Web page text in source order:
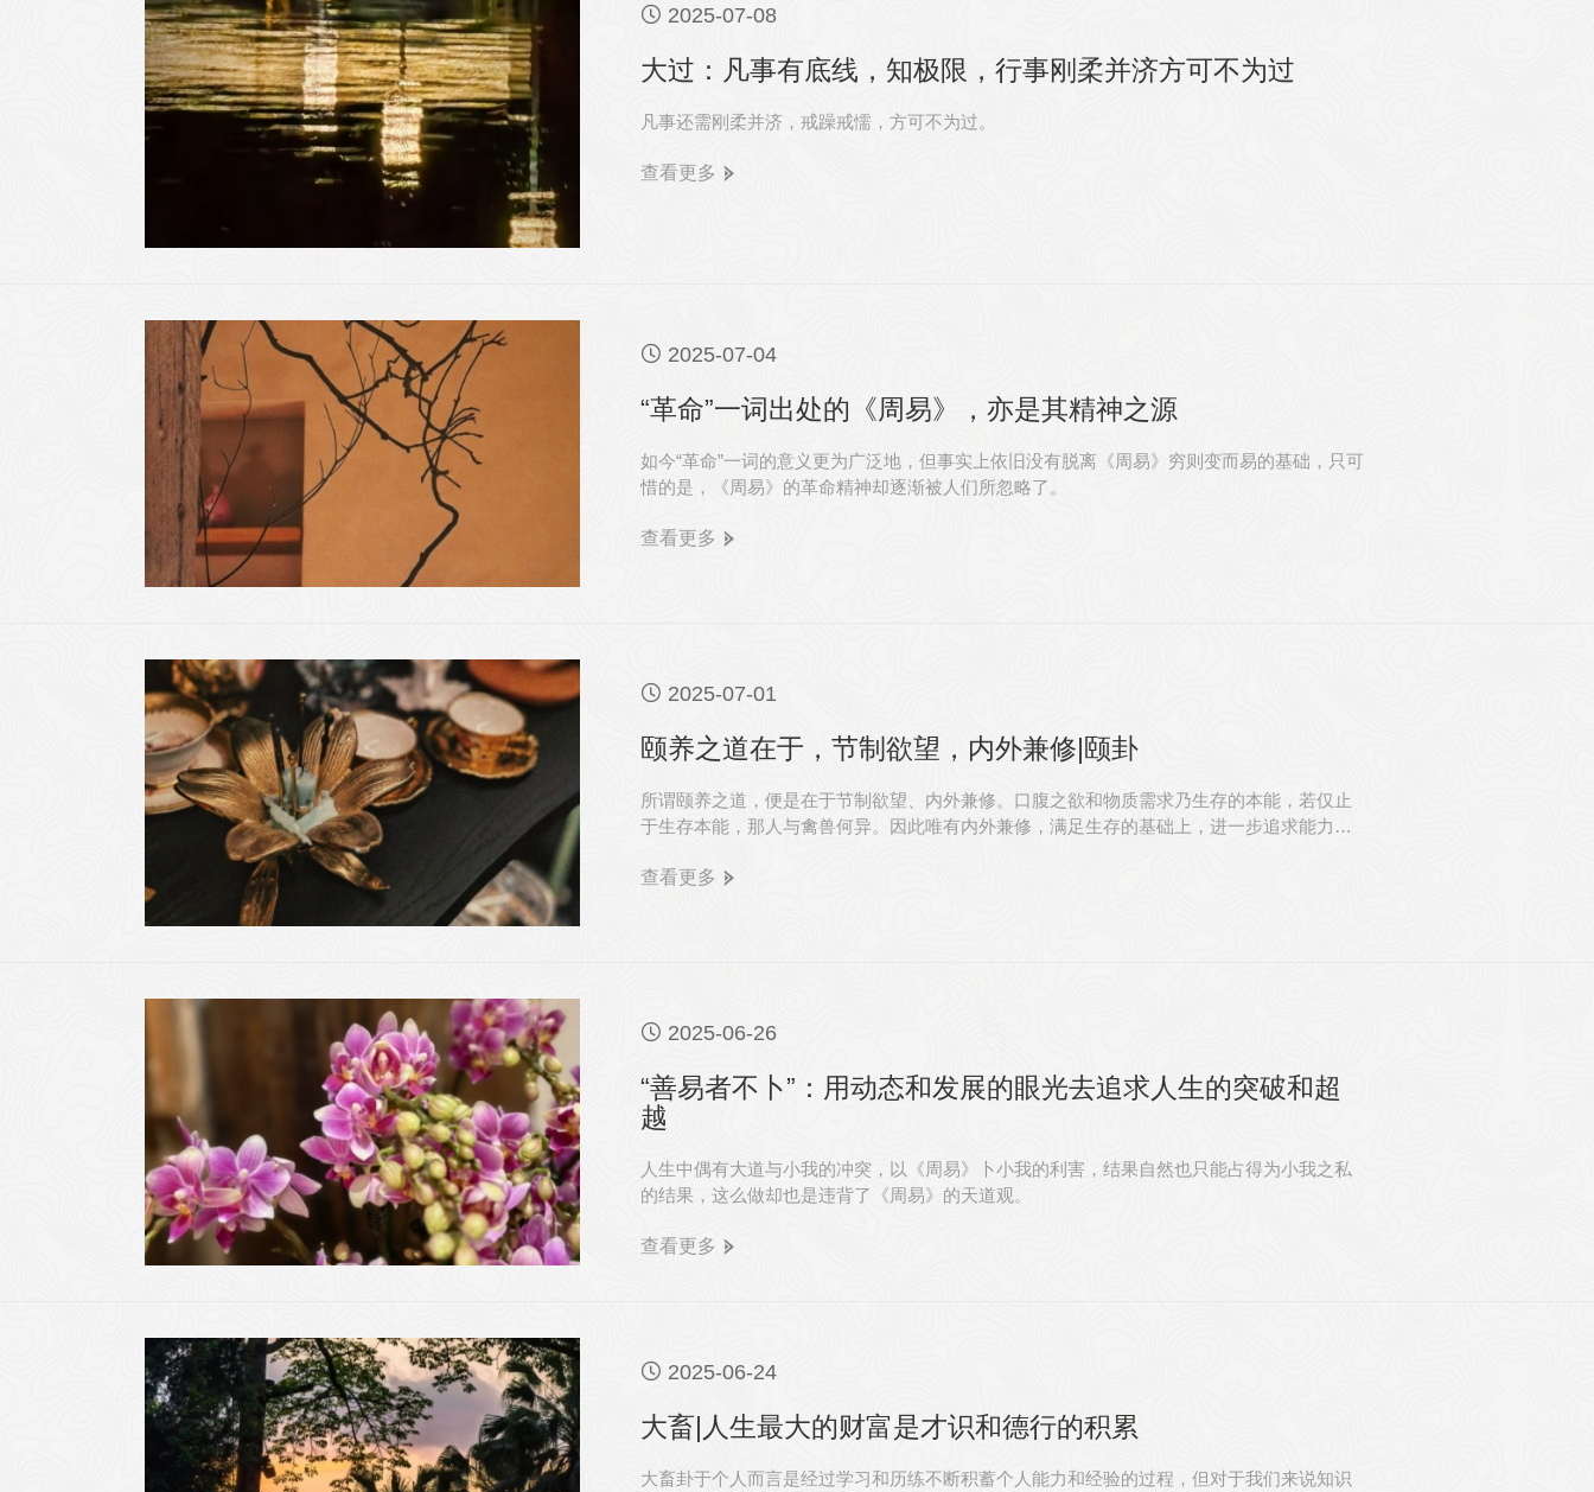
 2025-07-08
大过：凡事有底线，知极限，行事刚柔并济方可不为过
凡事还需刚柔并济，戒躁戒懦，方可不为过。
查看更多
 2025-07-04
“革命”一词出处的《周易》，亦是其精神之源
如今“革命”一词的意义更为广泛地，但事实上依旧没有脱离《周易》穷则变而易的基础，只可
惜的是，《周易》的革命精神却逐渐被人们所忽略了。
查看更多
 2025-07-01
颐养之道在于，节制欲望，内外兼修|颐卦
所谓颐养之道，便是在于节制欲望、内外兼修。口腹之欲和物质需求乃生存的本能，若仅止
于生存本能，那人与禽兽何异。因此唯有内外兼修，满足生存的基础上，进一步追求能力与
查看更多
 2025-06-26
“善易者不卜”：用动态和发展的眼光去追求人生的突破和超
越
人生中偶有大道与小我的冲突，以《周易》卜小我的利害，结果自然也只能占得为小我之私
的结果，这么做却也是违背了《周易》的天道观。
查看更多
 2025-06-24
大畜|人生最大的财富是才识和德行的积累
大畜卦于个人而言是经过学习和历练不断积蓄个人能力和经验的过程，但对于我们来说知识